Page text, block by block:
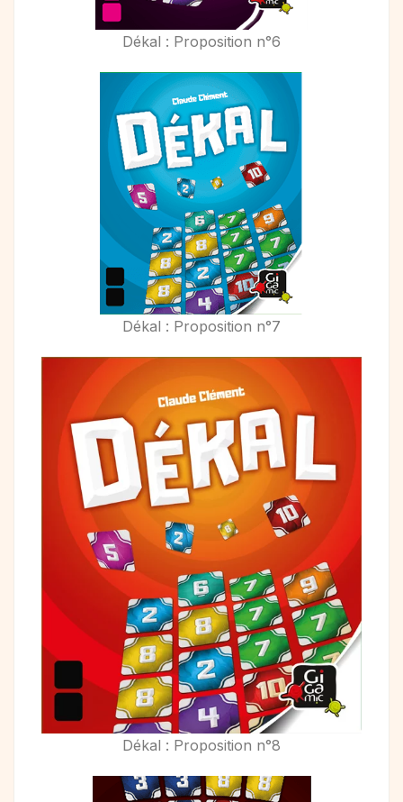
Dékal : Proposition n°6
Dékal : Proposition n°7
Dékal : Proposition n°8